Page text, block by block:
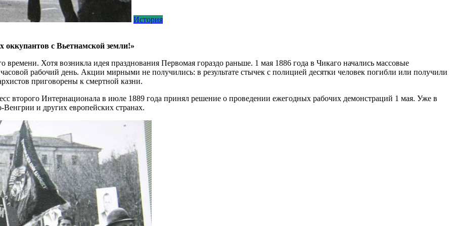
История
оккупантов с Вьетнамской земли!»
Хотя возникла идея празднования Первомая гораздо раньше. 1 мая 1886 года в Чикаго начались массовые
рабочий день. Акции мирными не получились: в результате стычек с полицией десятки человек погибли или получили
приговорены к смертной казни.
второго Интернационала в июле 1889 года принял решение о проведении ежегодных рабочих демонстраций 1 мая. Уже в
и других европейских странах.